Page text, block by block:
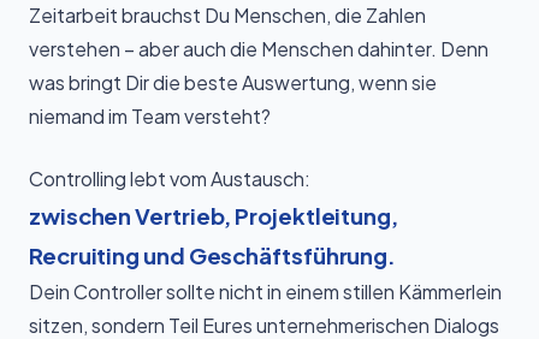
Zeitarbeit brauchst Du Menschen, die Zahlen
verstehen – aber auch die Menschen dahinter. Denn
was bringt Dir die beste Auswertung, wenn sie
niemand im Team versteht?
Controlling lebt vom Austausch:
zwischen Vertrieb, Projektleitung,
Recruiting und Geschäftsführung.
Dein Controller sollte nicht in einem stillen Kämmerlein
sitzen, sondern Teil Eures unternehmerischen Dialogs